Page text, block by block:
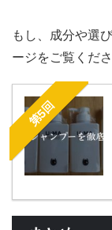
もし、成分や選
ージをご覧くださ
第5回